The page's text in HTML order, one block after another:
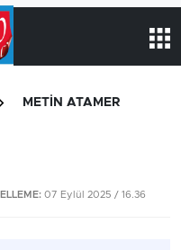
METİN ATAMER
07 Eylül 2025 / 16.36